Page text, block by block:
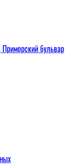
Приморский бульвар